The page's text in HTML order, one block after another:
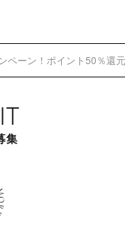
ペーン！ポイント50％還
集